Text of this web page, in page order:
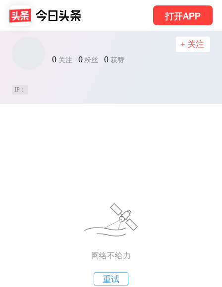
打开APP
0 关注 0 粉丝 0 获赞
+ 关注
IP：
网络不给力
重试